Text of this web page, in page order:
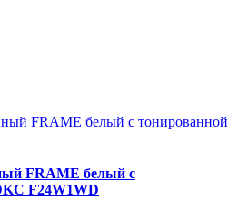
FRAME белый с
F24W1WD